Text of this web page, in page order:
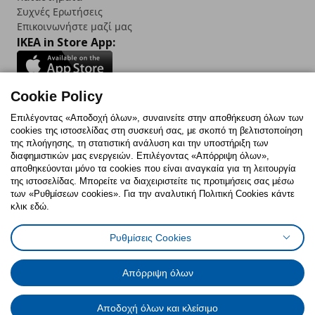
Συχνές Ερωτήσεις
Επικοινωνήστε μαζί μας
IKEA in Store App:
Follow us:
FacebookInstagram
TikTokYoutubePinterestTwitter
Πολιτική CookiesΔήλωση ψηφιακής προσβασιμότητας
Ρυθμίσεις cookiesΌροι Χρήσης
Γενική Πολιτική Προσωπικών Δεδομένων
Πολιτική Προσωπικών Δεδομένων για ΙΚΕΑ.gr
Κώδικας Καταναλωτικής Δεοντολογίας
Cookie Policy
Επιλέγοντας «Αποδοχή όλων», συναινείτε στην αποθήκευση όλων των
cookies της ιστοσελίδας στη συσκευή σας, με σκοπό τη βελτιστοποίηση
της πλοήγησης, τη στατιστική ανάλυση και την υποστήριξη των
διαφημιστικών μας ενεργειών. Επιλέγοντας «Απόρριψη όλων»,
αποθηκεύονται μόνο τα cookies που είναι αναγκαία για τη λειτουργία
της ιστοσελίδας. Μπορείτε να διαχειριστείτε τις προτιμήσεις σας μέσω
των «Ρυθμίσεων cookies». Για την αναλυτική Πολιτική Cookies κάντε
κλικ εδώ.
Ρυθμίσεις Cookies
Απόρριψη όλων
Αποδοχή όλων και κλείσιμο